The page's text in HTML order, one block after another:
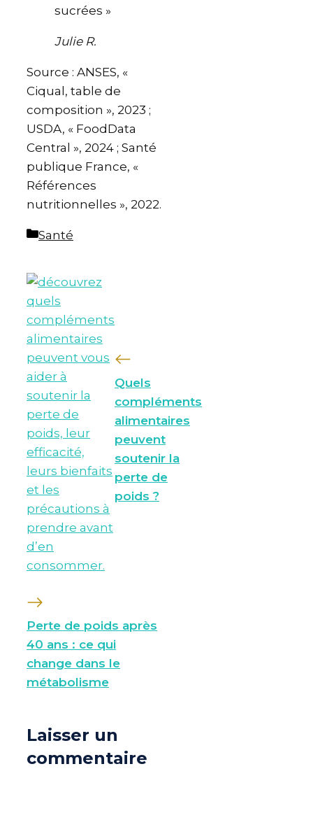
sucrées »
Julie R.
Source : ANSES, «
Ciqual, table de
composition », 2023 ;
USDA, « FoodData
Central », 2024 ; Santé
publique France, «
Références
nutritionnelles », 2022.
Catégories
Santé
Quels
compléments
alimentaires
peuvent
soutenir la
perte de
poids ?
Perte de poids après
40 ans : ce qui
change dans le
métabolisme
Laisser un
commentaire